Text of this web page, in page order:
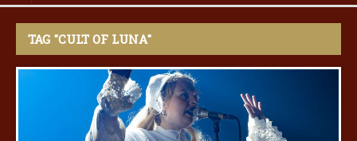
TAG "CULT OF LUNA"